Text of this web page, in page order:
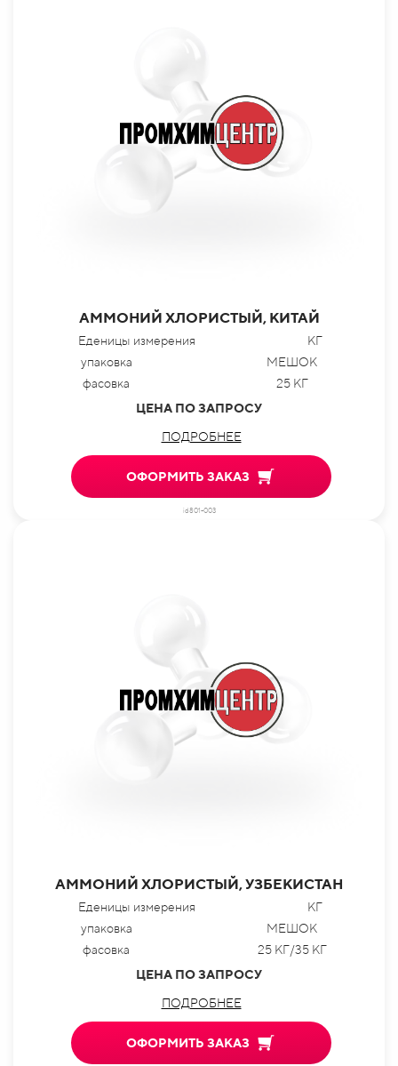
АММОНИЙ ХЛОРИСТЫЙ, КИТАЙ
Еденицы измерения
КГ
упаковка
МЕШОК
фасовка
25 КГ
ЦЕНА ПО ЗАПРОСУ
ПОДРОБНЕЕ
ОФОРМИТЬ ЗАКАЗ
id801-003
АММОНИЙ ХЛОРИСТЫЙ, УЗБЕКИСТАН
Еденицы измерения
КГ
упаковка
МЕШОК
фасовка
25 КГ/35 КГ
ЦЕНА ПО ЗАПРОСУ
ПОДРОБНЕЕ
ОФОРМИТЬ ЗАКАЗ